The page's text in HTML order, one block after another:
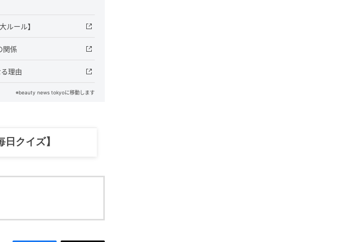
ルール】
関係
理由
※beauty news tokyoに移動します
。